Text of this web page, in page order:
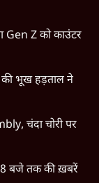
Z को काउंटर
की भूख हड़ताल ने
चंदा चोरी पर
बजे तक की ख़बरें